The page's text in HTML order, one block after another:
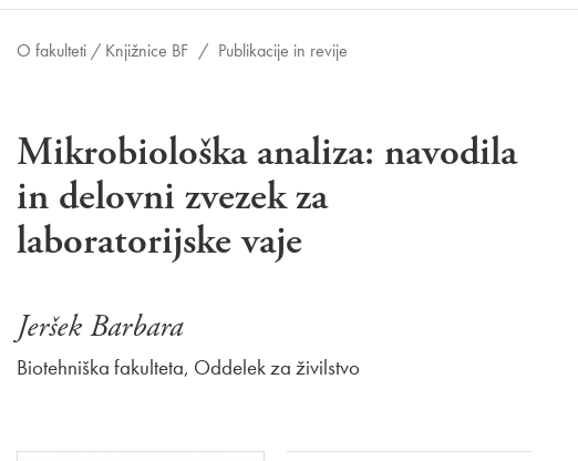
O fakulteti / Knjižnice BF / Publikacije in revije
Mikrobiološka analiza: navodila
in delovni zvezek za
laboratorijske vaje
Jeršek Barbara
Biotehniška fakulteta, Oddelek za živilstvo